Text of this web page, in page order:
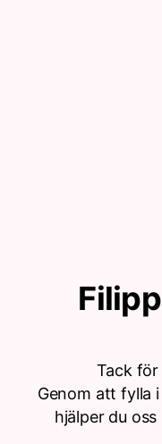
Tack för
Genom att fylla
hjälper du